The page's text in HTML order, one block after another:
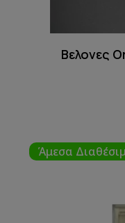
Βελονες
Άμεσα